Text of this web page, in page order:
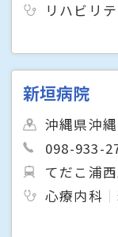
リハビリ
新垣病院
沖縄県沖
098-933-
てだこ浦
心療内科